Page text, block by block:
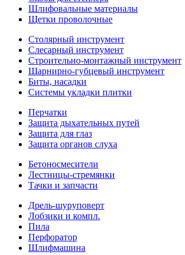
Шлифовальные материалы
Щетки проволочные
Столярный инструмент
Слесарный инструмент
Строительно-монтажный инструмент
Шарнирно-губцевый инструмент
Биты, насадки
Системы укладки плитки
Перчатки
Защита дыхательных путей
Защита для глаз
Защита органов слуха
Бетоносмесители
Лестницы-стремянки
Тачки и запчасти
Дрель-шуруповерт
Лобзики и компл.
Пила
Перфоратор
Шлифмашина